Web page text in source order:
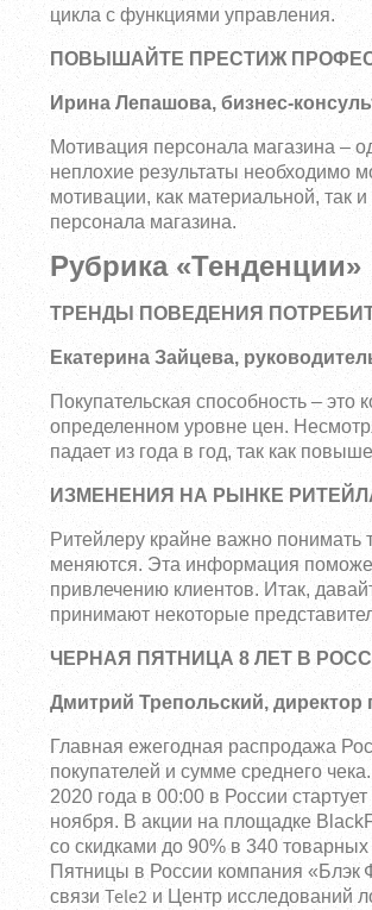
цикла с функциями управления.
ПОВЫШАЙТЕ ПРЕСТИЖ
Ирина Лепашова, бизнес-
Мотивация персонала магазина –
неплохие результаты необходимо
мотивации, как материальной, так
персонала магазина.
Рубрика «Тенденции»
ТРЕНДЫ ПОВЕДЕНИЯ
Екатерина Зайцева,
Покупательская способность – это
определенном уровне цен.
падает из года в год, так как
ИЗМЕНЕНИЯ НА РЫНКЕ
Ритейлеру крайне важно понимать
меняются. Эта информация
привлечению клиентов. Итак,
принимают некоторые
ЧЕРНАЯ ПЯТНИЦА 8 ЛЕТ В
Дмитрий Трепольский, директор
Главная ежегодная распродажа
покупателей и сумме среднего
2020 года в 00:00 в России
ноября. В акции на площадке
со скидками до 90% в 340
Пятницы в России компания «Блэк
связиTele2 и Центр исследований